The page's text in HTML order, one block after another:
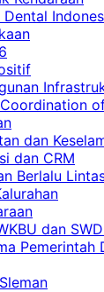
dan
dan CRM
Berlalu
dan
Pemerintah